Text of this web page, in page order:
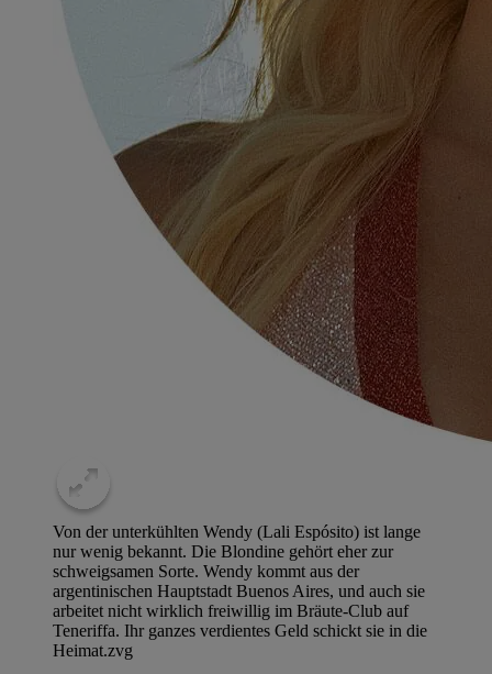
Von der unterkühlten Wendy (Lali Espósito) ist lange
nur wenig bekannt. Die Blondine gehört eher zur
schweigsamen Sorte. Wendy kommt aus der
argentinischen Hauptstadt Buenos Aires, und auch sie
arbeitet nicht wirklich freiwillig im Bräute-Club auf
Teneriffa. Ihr ganzes verdientes Geld schickt sie in die
Heimat.zvg